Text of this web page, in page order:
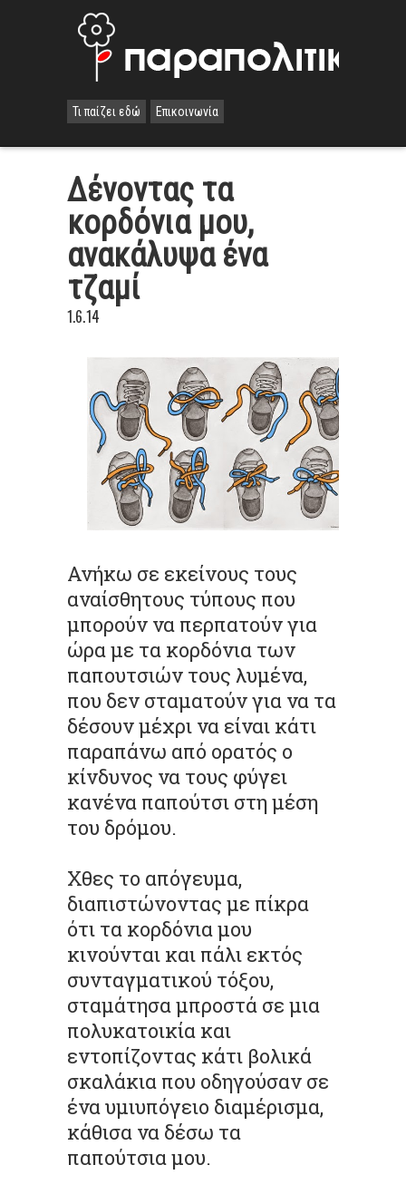
Τι παίζει εδώ Επικοινωνία
Δένοντας τα
κορδόνια μου,
ανακάλυψα ένα
τζαμί
1.6.14
Ανήκω σε εκείνους τους
αναίσθητους τύπους που
μπορούν να περπατούν για
ώρα με τα κορδόνια των
παπουτσιών τους λυμένα,
που δεν σταματούν για να τα
δέσουν μέχρι να είναι κάτι
παραπάνω από ορατός ο
κίνδυνος να τους φύγει
κανένα παπούτσι στη μέση
του δρόμου.
Χθες το απόγευμα,
διαπιστώνοντας με πίκρα
ότι τα κορδόνια μου
κινούνται και πάλι εκτός
συνταγματικού τόξου,
σταμάτησα μπροστά σε μια
πολυκατοικία και
εντοπίζοντας κάτι βολικά
σκαλάκια που οδηγούσαν σε
ένα υμιυπόγειο διαμέρισμα,
κάθισα να δέσω τα
παπούτσια μου.